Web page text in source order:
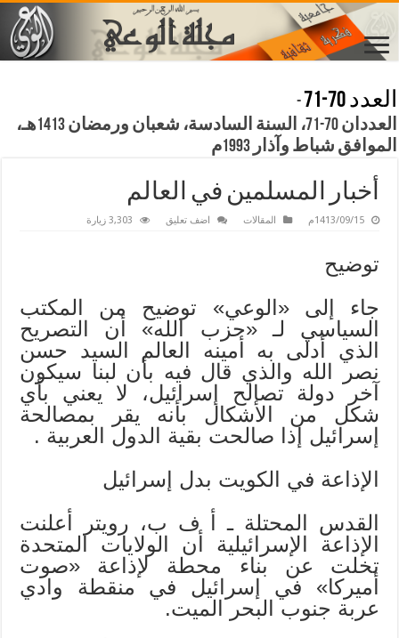
العدد 70-71
-
العددان 70-71، السنة السادسة، شعبان ورمضان 1413هـ،
الموافق شباط وآذار 1993م
أخبار المسلمين في العالم
1413/09/15م المقالات اضف تعليق 3,303 زيارة
توضيح
جاء إلى «الوعي» توضيح من المكتب
السياسي لـ «حزب الله» أن التصريح
الذي أدلى به أمينه العالم السيد حسن
نصر الله والذي قال فيه بأن لبنا سيكون
آخر دولة تصالح إسرائيل، لا يعني بأي
شكل من الأشكال بأنه يقر بمصالحة
إسرائيل إذا صالحت بقية الدول العربية .
الإذاعة في الكويت بدل إسرائيل
القدس المحتلة ـ أ ف ب، رويتر أعلنت
الإذاعة الإسرائيلية أن الولايات المتحدة
تخلت عن بناء محطة لإذاعة «صوت
أميركا» في إسرائيل في منقطة وادي
عربة جنوب البحر الميت.